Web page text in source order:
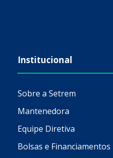
Institucional
Sobre a Setrem
Mantenedora
Equipe Diretiva
Bolsas e Financiamentos